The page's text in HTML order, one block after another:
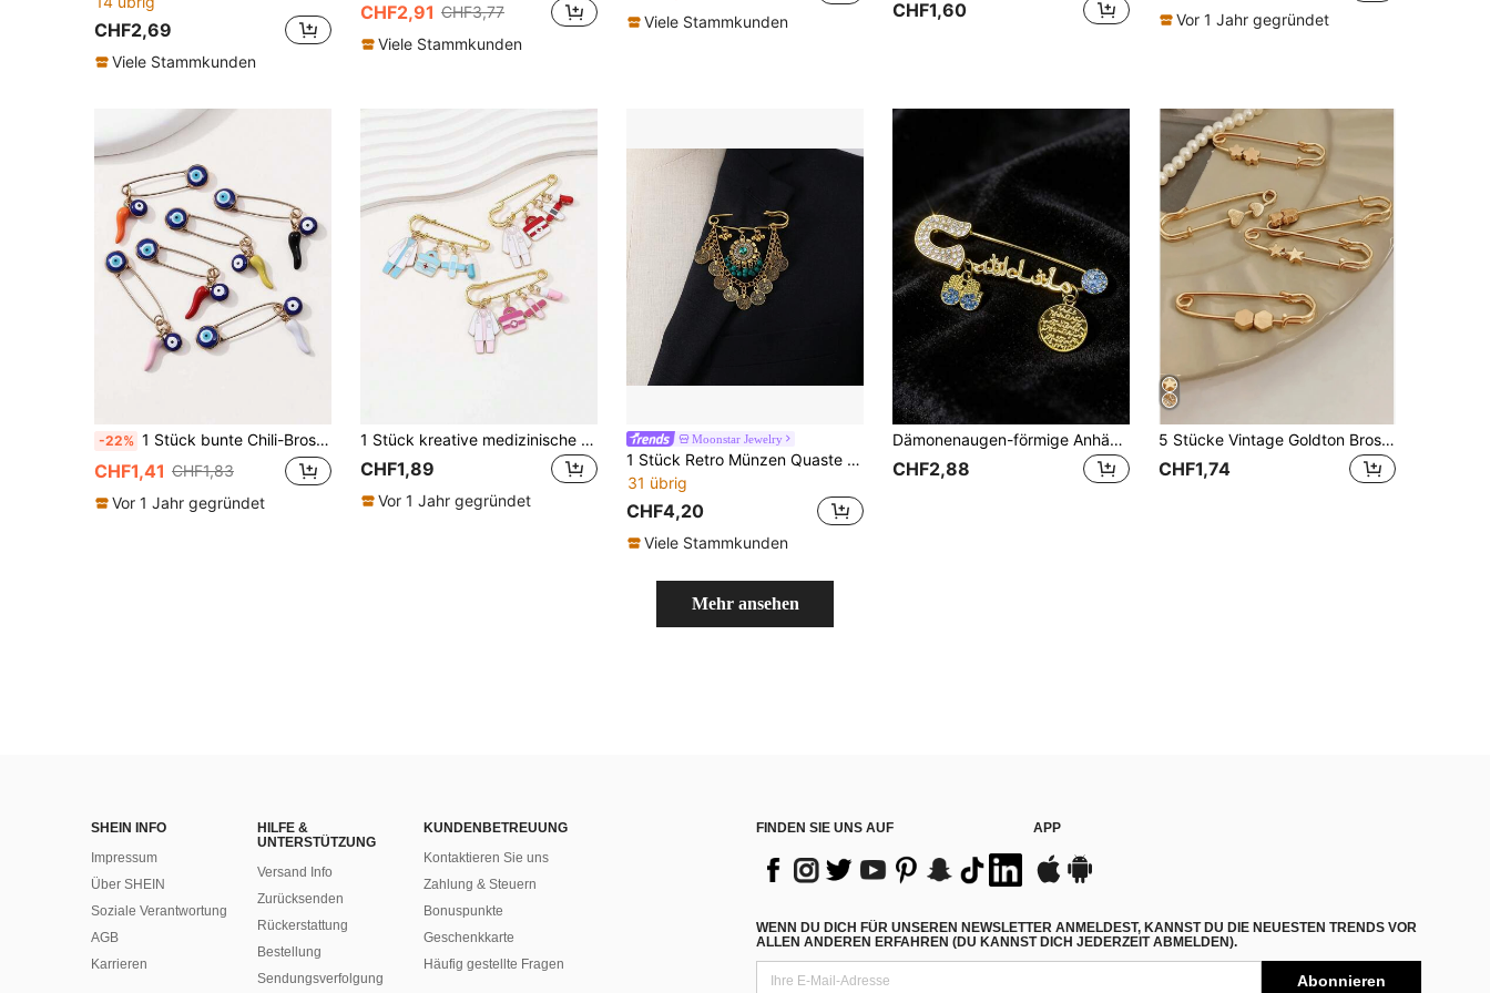
CHF2,69
Viele Stammkunden
CHF2,91 CHF3,77
Viele Stammkunden
Viele Stammkunden
CHF1,60
Vor 1 Jahr gegründet
-22% 1 Stück bunte Chili-Brosche mit bösem Blick, türkischer Böser-Blick-Anstecknadel, vielseitiges Kleidungsaccessoire gegen Exponierung, personalisierte Nischen-Amulett-Brosche
CHF1,41 CHF1,83
Vor 1 Jahr gegründet
1 Stück kreative medizinische Öltropfen-Brosche, weißer Kittel Medizinbox Kreuz-Anhänger Pin, vielseitiges Anti-Expositions-Kleidungsaccessoire, Krankenschwester-Tag Arzt Gedenkgeschenk
CHF1,89
Vor 1 Jahr gegründet
Moonstar Jewelry
1 Stück Retro Münzen Quaste Brosche, goldfarbene Sicherheitsnadel mit rotem Kristall & Glöckchen, Boho Anstecknadel für Frauen, perfekt für Anzüge, Schals & Festival Outfits
31 übrig
CHF4,20
Viele Stammkunden
Dämonenaugen-förmige Anhänger-Brosche, mit glänzenden Strass-Steinen besetzt, Damen Brosche Taschenschmuck
CHF2,88
5 Stücke Vintage Goldton Brosche und Anstecknadel Set, verstellbare Gürtelclips, geeignet zum Dekorieren von Kleidern, Jeans, Kleidung, Taschen, Schule/Büro, Hemden, Jacken, Weihnachts- und Halloween-Kostüme, lustig & niedlich, tolles Geschenk für Lehrer
CHF1,74
Mehr ansehen
SHEIN INFO
Impressum
Über SHEIN
Soziale Verantwortung
AGB
Karrieren
HILFE &
UNTERSTÜTZUNG
Versand Info
Zurücksenden
Rückerstattung
Bestellung
Sendungsverfolgung
KUNDENBETREUUNG
Kontaktieren Sie uns
Zahlung & Steuern
Bonuspunkte
Geschenkkarte
Häufig gestellte Fragen
FINDEN SIE UNS AUF APP
WENN DU DICH FÜR UNSEREN NEWSLETTER ANMELDEST, KANNST DU DIE NEUESTEN TRENDS VOR
ALLEN ANDEREN ERFAHREN (DU KANNST DICH JEDERZEIT ABMELDEN).
Abonnieren